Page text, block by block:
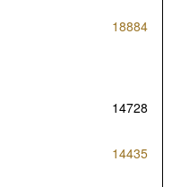
18884
14728
14435